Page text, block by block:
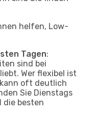
helfen, Low-
Tagen:
sind bei
Wer flexibel ist
oft deutlich
Sie Dienstags
die besten